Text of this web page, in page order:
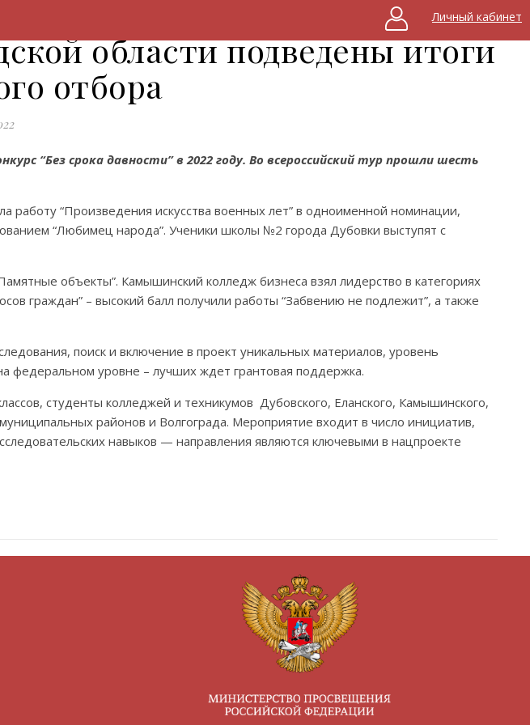
Личный кабинет
области подведены итоги
отбора
“Без срока давности” в 2022 году. Во всероссийский тур прошли шесть
“Произведения искусства военных лет” в одноименной номинации,
“Любимец народа”. Ученики школы №2 города Дубовки выступят с
объекты”. Камышинский колледж бизнеса взял лидерство в категориях
граждан” – высокий балл получили работы “Забвению не подлежит”, а также
поиск и включение в проект уникальных материалов, уровень
федеральном уровне – лучших ждет грантовая поддержка.
студенты колледжей и техникумов Дубовского, Еланского, Камышинского,
районов и Волгограда. Мероприятие входит в число инициатив,
навыков — направления являются ключевыми в нацпроекте